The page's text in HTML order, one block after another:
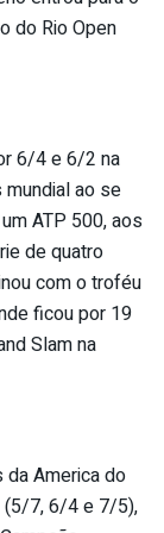
do Rio Open
6/4 e 6/2 na
ao se
ATP 500, aos
de quatro
com o troféu
ficou por 19
Slam na
da America do
(5/7, 6/4 e 7/5),